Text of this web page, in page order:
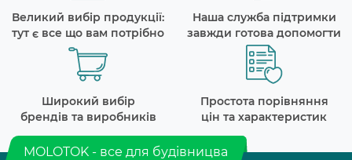
Великий вибір продукції:
тут є все що вам потрібно
Наша служба підтримки
завжди готова допомогти
Широкий вибір
брендів та виробників
Простота порівняння
цін та характеристик
MOLOTOK - все для будівницва